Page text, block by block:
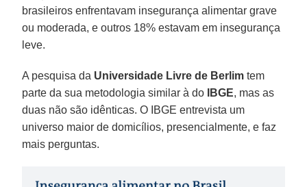
brasileiros enfrentavam insegurança alimentar grave
ou moderada, e outros 18% estavam em insegurança
leve.
A pesquisa da Universidade Livre de Berlim tem
parte da sua metodologia similar à do
IBGE, mas as
duas não são idênticas. O IBGE entrevista um
universo maior de domicílios, presencialmente, e faz
mais perguntas.